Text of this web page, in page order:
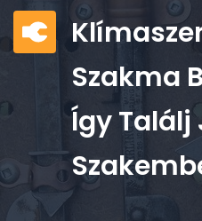
Szakma
Így Találj